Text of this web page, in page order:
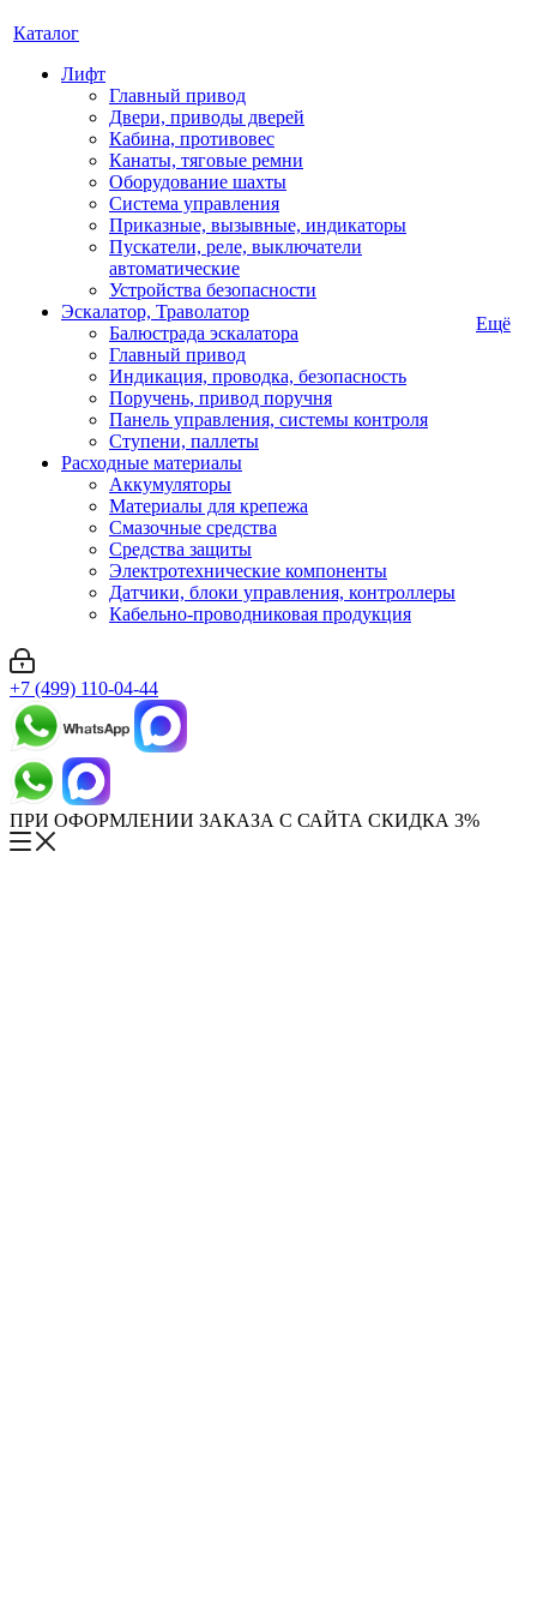
Каталог
Лифт
Главный привод
Двери, приводы дверей
Кабина, противовес
Канаты, тяговые ремни
Оборудование шахты
Система управления
Приказные, вызывные, индикаторы
Пускатели, реле, выключатели
автоматические
Устройства безопасности
Эскалатор, Траволатор
Балюстрада эскалатора
Главный привод
Индикация, проводка, безопасность
Поручень, привод поручня
Панель управления, системы контроля
Ступени, паллеты
Расходные материалы
Аккумуляторы
Материалы для крепежа
Смазочные средства
Средства защиты
Электротехнические компоненты
Датчики, блоки управления, контроллеры
Кабельно-проводниковая продукция
Ещё
+7 (499) 110-04-44
ПРИ ОФОРМЛЕНИИ ЗАКАЗА С САЙТА СКИДКА 3%